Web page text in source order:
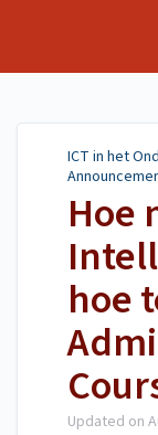
ICT in het
Hoe
hoe
Updated on